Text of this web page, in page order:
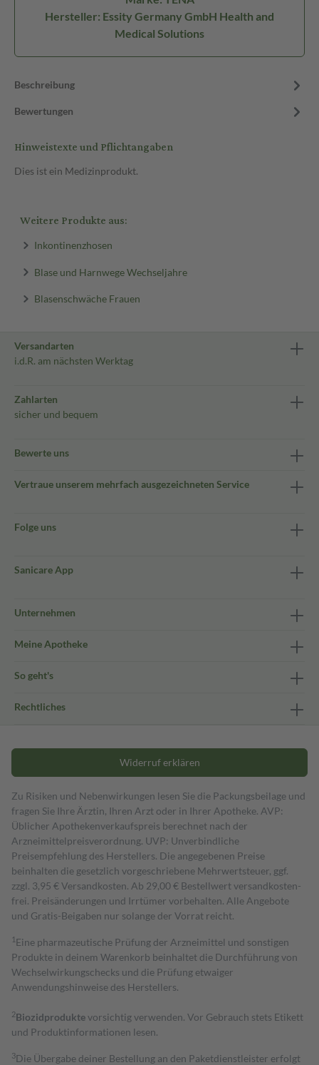
Hersteller: Essity Germany GmbH Health and
Medical Solutions
Beschreibung
Bewertungen
Hinweistexte und Pflichtangaben
Dies ist ein Medizinprodukt.
Weitere Produkte aus:
Inkontinenzhosen
Blase und Harnwege Wechseljahre
Blasenschwäche Frauen
Versandarten
i.d.R. am nächsten Werktag
Zahlarten
sicher und bequem
Bewerte uns
Vertraue unserem mehrfach ausgezeichneten Service
Folge uns
Sanicare App
Unternehmen
Meine Apotheke
So geht's
Rechtliches
Widerruf erklären
Zu Risiken und Nebenwirkungen lesen Sie die Packungsbeilage und
fragen Sie Ihre Ärztin, Ihren Arzt oder in Ihrer Apotheke. AVP:
Üblicher Apothekenverkaufspreis berechnet nach der
Arzneimittelpreisverordnung. UVP: Unverbindliche
Preisempfehlung des Herstellers. Die angegebenen Preise
beinhalten die gesetzlich vorgeschriebene Mehrwertsteuer, ggf.
zzgl. 3,95 € Versandkosten. Ab 29,00 € Bestell­wert versand­kosten­
frei. Preisänderungen und Irrtümer vorbehalten. Alle Angebote
und Gratis-Beigaben nur solange der Vorrat reicht.
1 Eine pharmazeutische Prüfung der Arzneimittel und sonstigen
Produkte in deinem Warenkorb beinhaltet die Durchführung von
Wechselwirkungschecks und die Prüfung etwaiger
Anwendungshinweise des Herstellers.
2Biozidproduktevorsichtig verwenden. Vor Gebrauch stets Etikett
und Produktinformationen lesen.
3Die Übergabe deiner Bestellung an den Paketdienstleister erfolgt